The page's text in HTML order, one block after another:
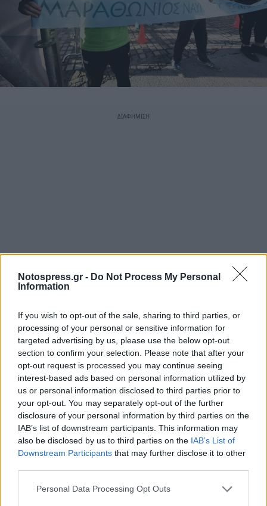
Notospress.gr - Do Not Process My Personal
Information
If you wish to opt-out of the sale, sharing to third parties, or
processing of your personal or sensitive information for
targeted advertising by us, please use the below opt-out
section to confirm your selection. Please note that after your
opt-out request is processed you may continue seeing
interest-based ads based on personal information utilized by
us or personal information disclosed to third parties prior to
your opt-out. You may separately opt-out of the further
disclosure of your personal information by third parties on the
IAB’s list of downstream participants. This information may
also be disclosed by us to third parties on the IAB’s List of
Downstream Participants that may further disclose it to other
Personal Data Processing Opt Outs